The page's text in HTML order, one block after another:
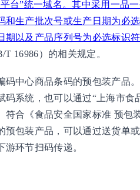
台”统一域名。其中采用一品
和生产批次号或生产日期为必
期以及产品序列号为必选标识
16986）的相关规定。
码中心商品条码的预包装产品
码系统，也可以通过“上海市食
符合《食品安全国家标准 预包
预包装产品，可以通过送货单
环节扫码传递。